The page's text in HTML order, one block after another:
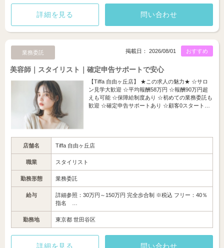
詳細を見る 問い合わせ
業務委託 おすすめ
掲載日： 2026/08/01
美容師｜スタイリスト｜確定申告サポートで安心
【Tiffa 自由ヶ丘店】 ★この求人の魅力★ ☆サロ
ン見学大歓迎 ☆平均報酬58万円 ☆報酬90万円超
えも可能 ☆保障給制度あり ☆初めての業務委託も
歓迎 ☆確定申告サポートあり ☆顧客0スタート…
店舗名 Tiffa 自由ヶ丘店
職業 スタイリスト
勤務形態 業務委託
給与
詳細参照：30万円～150万円 完全歩合制 ※税込 フリー：40％
指名 …
勤務地 東京都 世田谷区
詳細を見る 問い合わせ